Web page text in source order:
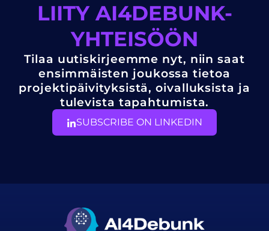
LIITY AI4DEBUNK-
YHTEISÖÖN
Tilaa uutiskirjeemme nyt, niin saat
ensimmäisten joukossa tietoa
projektipäivityksistä, oivalluksista ja
tulevista tapahtumista.
SUBSCRIBE ON LINKEDIN